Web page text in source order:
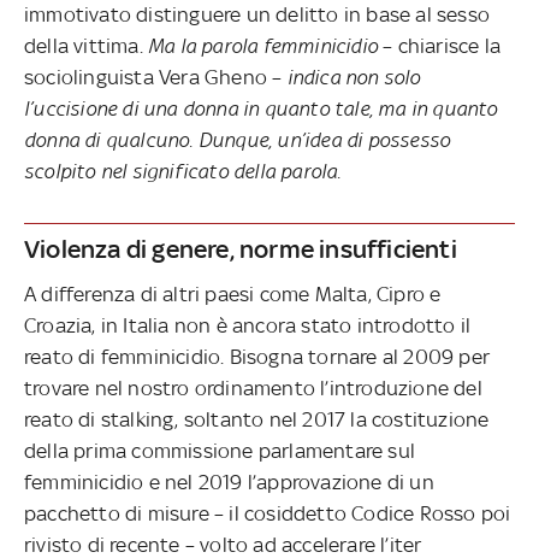
immotivato distinguere un delitto in base al sesso
della vittima. Ma la parola femminicidio– chiarisce la
sociolinguista Vera Gheno – indica non solo
l’uccisione di una donna in quanto tale, ma in quanto
donna di qualcuno. Dunque, un’idea di possesso
scolpito nel significato della parola.
Violenza di genere, norme insufficienti
A differenza di altri paesi come Malta, Cipro e
Croazia, in Italia non è ancora stato introdotto il
reato di femminicidio. Bisogna tornare al 2009 per
trovare nel nostro ordinamento l’introduzione del
reato di stalking, soltanto nel 2017 la costituzione
della prima commissione parlamentare sul
femminicidio e nel 2019 l’approvazione di un
pacchetto di misure – il cosiddetto Codice Rosso poi
rivisto di recente – volto ad accelerare l’iter